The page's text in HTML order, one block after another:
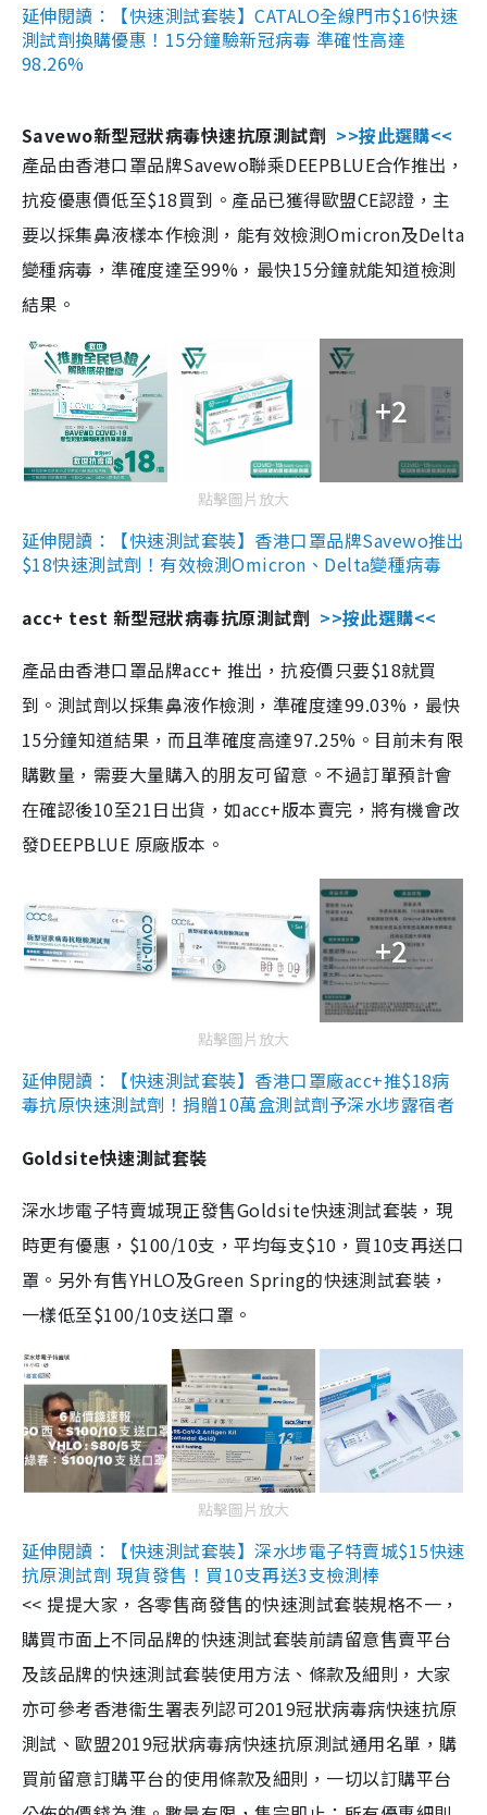
延伸閱讀：【快速測試套裝】CATALO全線門市$16快速
測試劑換購優惠！15分鐘驗新冠病毒 準確性高達
98.26%
Savewo新型冠狀病毒快速抗原測試劑 >>按此選購<<
產品由香港口罩品牌Savewo聯乘DEEPBLUE合作推出，
抗疫優惠價低至$18買到。產品已獲得歐盟CE認證，主
要以採集鼻液樣本作檢測，能有效檢測Omicron及Delta
變種病毒，準確度達至99%，最快15分鐘就能知道檢測
結果。
+2
點擊圖片放大
延伸閱讀：【快速測試套裝】香港口罩品牌Savewo推出
$18快速測試劑！有效檢測Omicron、Delta變種病毒
acc+ test 新型冠狀病毒抗原測試劑 >>按此選購<<
產品由香港口罩品牌acc+ 推出，抗疫價只要$18就買
到。測試劑以採集鼻液作檢測，準確度達99.03%，最快
15分鐘知道結果，而且準確度高達97.25%。目前未有限
購數量，需要大量購入的朋友可留意。不過訂單預計會
在確認後10至21日出貨，如acc+版本賣完，將有機會改
發DEEPBLUE 原廠版本。
+2
點擊圖片放大
延伸閱讀：【快速測試套裝】香港口罩廠acc+推$18病
毒抗原快速測試劑！捐贈10萬盒測試劑予深水埗露宿者
Goldsite快速測試套裝
深水埗電子特賣城現正發售Goldsite快速測試套裝，現
時更有優惠，$100/10支，平均每支$10，買10支再送口
罩。另外有售YHLO及Green Spring的快速測試套裝，
一樣低至$100/10支送口罩。
點擊圖片放大
延伸閱讀：【快速測試套裝】深水埗電子特賣城$15快速
抗原測試劑 現貨發售！買10支再送3支檢測棒
<< 提提大家，各零售商發售的快速測試套裝規格不一，
購買市面上不同品牌的快速測試套裝前請留意售賣平台
及該品牌的快速測試套裝使用方法、條款及細則，大家
亦可參考香港衞生署表列認可2019冠狀病毒病快速抗原
測試、歐盟2019冠狀病毒病快速抗原測試通用名單，購
買前留意訂購平台的使用條款及細則，一切以訂購平台